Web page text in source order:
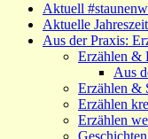
Aktuell
Aktuelle
Aus der Praxis:
Erzählen &
Aus
Erzählen &
Erzählen
Erzählen